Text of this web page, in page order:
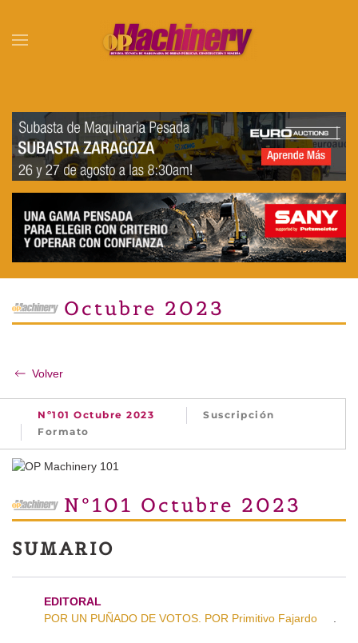
Skip to main content
Octubre 2023
Volver
Nº101 Octubre 2023
Suscripción
Formato
Nº101 Octubre 2023
SUMARIO
EDITORAL
POR UN PUÑADO DE VOTOS. POR Primitivo Fajardo